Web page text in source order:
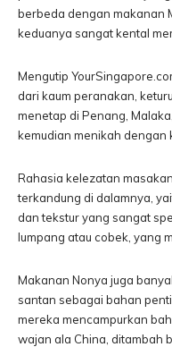
berbeda dengan makanan
keduanya sangat kental
Mengutip
dari kaum peranakan,
menetap di Penang,
kemudian menikah dengan
Rahasia kelezatan
terkandung di dalamnya,
dan tekstur yang sangat
lumpang atau cobek, yang
Makanan Nonya juga
santan sebagai bahan
mereka mencampurkan
wajan ala China, ditambah